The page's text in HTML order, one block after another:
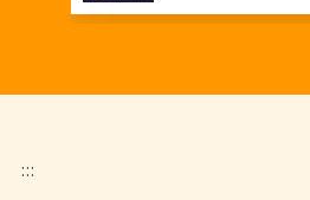
Tersedia
:::